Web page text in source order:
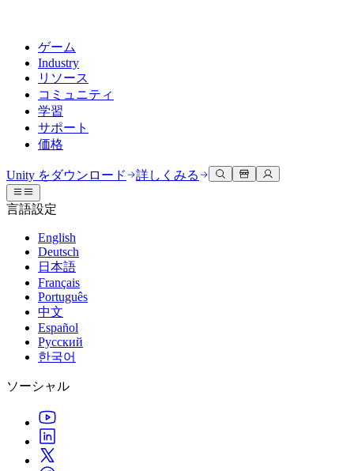
ゲーム
Industry
リソース
コミュニティ
学習
サポート
価格
Unityエンジン
任意のプラットフォーム向けに2Dおよび3Dゲームを構築
共同作業
チームでの共同作業と迅速なイテレーション
Unity をダウンロード
プランと価格
デプロイ
Unity がサポートする 25 以上のプラットフォームを見る
LiveOps
ローンチ後のインサイトとライブゲームオペレーション
成長
3Dコラボレーション
リアルタイムで3Dプロジェクトを構築およびレビューする
没入型トレーニング
没入型環境でのトレーニング
顧客体験
インタラクティブな3D体験を作成する
業界
運用の卓越性を達成する
小売
店内体験をオンライン体験に変換する
ドキュメント
公式ユーザーマニュアルとAPIリファレンス
開発者ツール
リリースバージョンと問題追跡
ロードマップ
今後の機能をレビューする
技術用語のライブラリ
ケーススタディ
実際の成功事例
ディスカッション
議論、問題解決、つながる
イベント
グローバルおよびローカルイベント
コミュニティストーリー
Made with Unity
Unityクリエイターの紹介
ライブストリーム
Unity Awards
世界中のUnityクリエイターを祝う
Unity Learn
無料でUnityスキルをマスターする
プロフェッショナルトレーニング
Unityトレーナーでチームをレベルアップ
Unity初心者向け
スタートガイド
学習を開始しましょう
Unity は初めてですか？旅を始めましょう
ハウツーガイド
実用的なヒントとベストプラクティス
教育
ヘルプを得る
Unityで成功するためのサポート
Success Plan
専門的なサポートで目標を早く達成する
FAQ
よくある質問への回答
お問い合わせ
Unity をダウンロード 詳しくみる
言語設定
English
Deutsch
日本語
Français
Português
中文
Español
Русский
한국어
ソーシャル